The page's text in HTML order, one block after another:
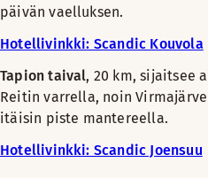
päivän vaelluksen.
Hotellivinkki: Scandic Kouvola
Tapion taival, 20 km, sijaitsee
Reitin varrella, noin
itäisin piste mantereella.
Hotellivinkki: Scandic Joensuu